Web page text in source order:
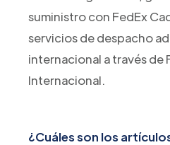
suministro con FedEx
servicios de despacho
internacional a través de
Internacional.
¿Cuáles son los